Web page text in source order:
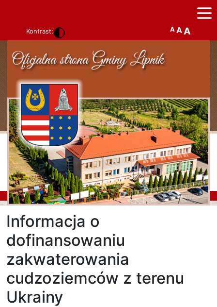
Kontrast: A AA
Informacja o
dofinansowaniu
zakwaterowania
cudzoziemców z terenu
Ukrainy